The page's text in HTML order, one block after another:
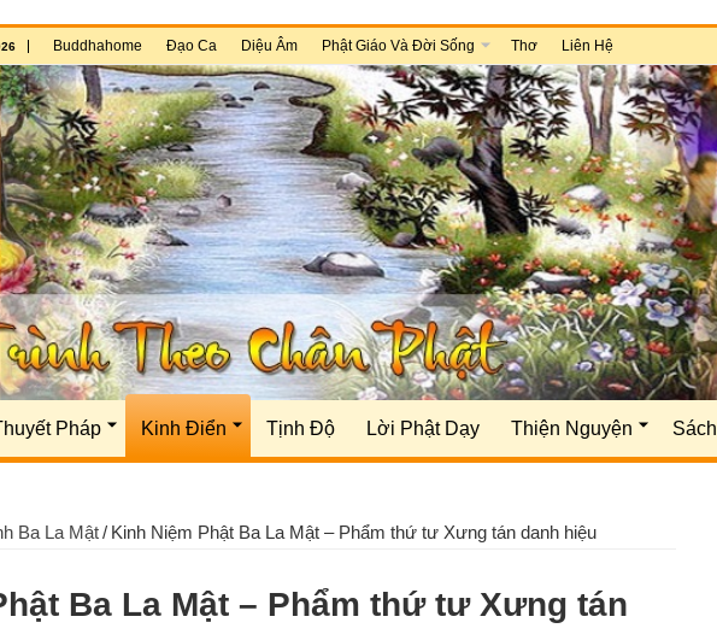
Buddhahome Đạo Ca Diệu Âm Phật Giáo Và Đời Sống Thơ Liên Hệ
Pháp Kinh Điển Tịnh Độ Lời Phật Dạy Thiện Nguyện Sách
Ba La Mật/ Kinh Niệm Phật Ba La Mật – Phẩm thứ tư Xưng tán danh hiệu
Ba La Mật – Phẩm thứ tư Xưng tán